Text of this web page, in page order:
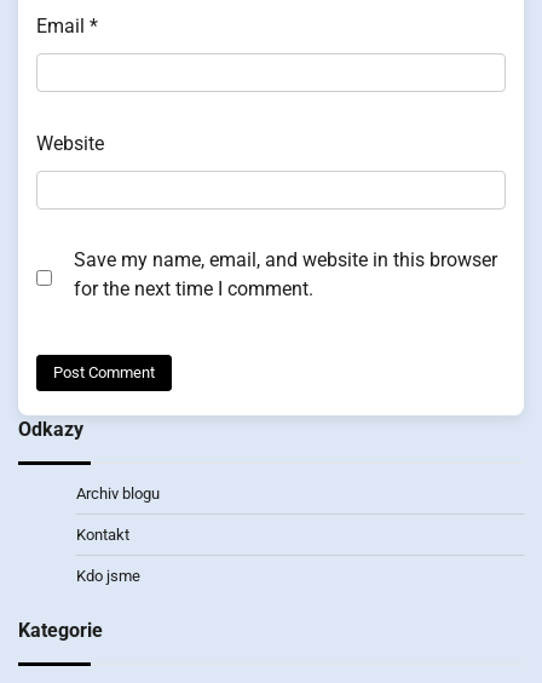
Email *
Website
Save my name, email, and website in this browser
for the next time I comment.
Odkazy
Archiv blogu
Kontakt
Kdo jsme
Kategorie